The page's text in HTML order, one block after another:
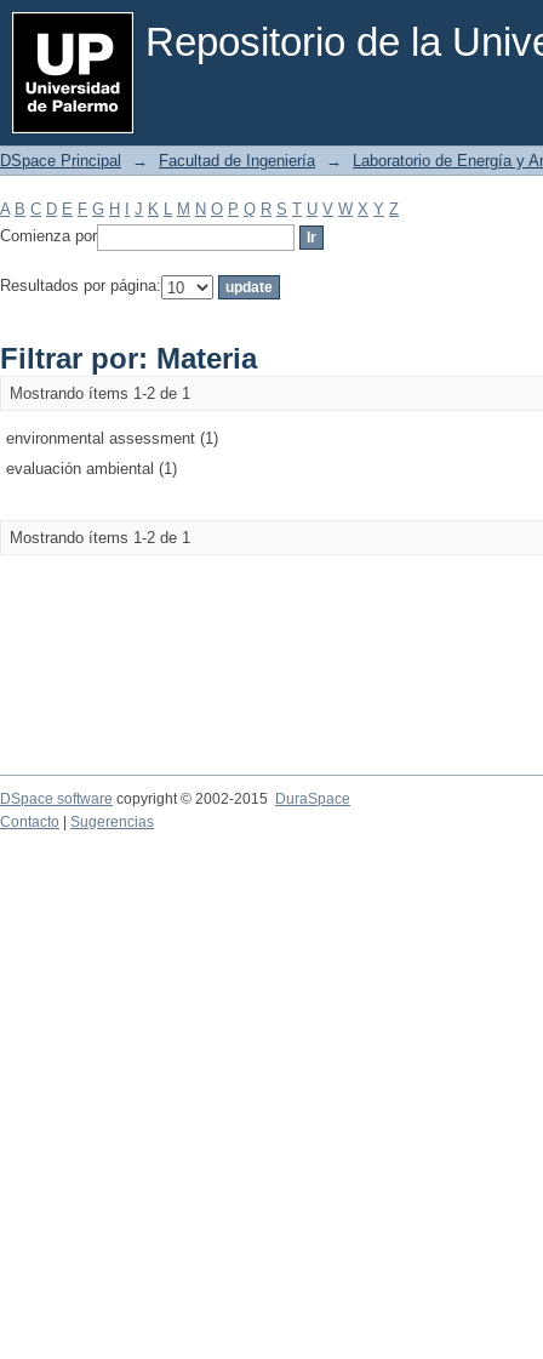
Repositorio de la
Filtrar por: Materia
DSpace Principal → Facultad de Ingeniería → Laboratorio de Energía y
A B C D E F G H J K L M N O P Q R S T U V W X Y Z
Comienza por
Resultados por página:
Filtrar por: Materia
Mostrando ítems 1-2 de 1
environmental assessment (1)
evaluación ambiental (1)
Mostrando ítems 1-2 de 1
DSpace software copyright © 2002-2015
DuraSpace
Contacto
Sugerencias